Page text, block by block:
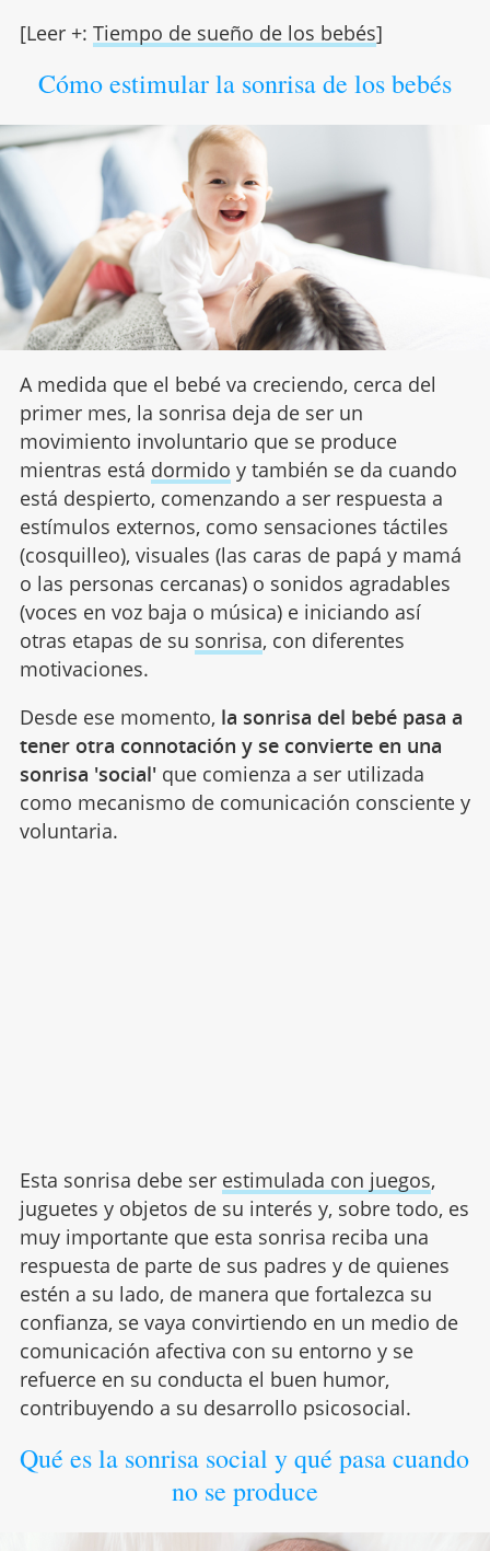
[Leer +: Tiempo de sueño de los bebés]
Cómo estimular la sonrisa de los bebés
A medida que el bebé va creciendo, cerca del
primer mes, la sonrisa deja de ser un
movimiento involuntario que se produce
mientras está dormido y también se da cuando
está despierto, comenzando a ser respuesta a
estímulos externos, como sensaciones táctiles
(cosquilleo), visuales (las caras de papá y mamá
o las personas cercanas) o sonidos agradables
(voces en voz baja o música) e iniciando así
otras etapas de su sonrisa, con diferentes
motivaciones.
Desde ese momento, la sonrisa del bebé pasa a
tener otra connotación y se convierte en una
sonrisa 'social'que comienza a ser utilizada
como mecanismo de comunicación consciente y
voluntaria.
Esta sonrisa debe ser estimulada con juegos,
juguetes y objetos de su interés y, sobre todo, es
muy importante que esta sonrisa reciba una
respuesta de parte de sus padres y de quienes
estén a su lado, de manera que fortalezca su
confianza, se vaya convirtiendo en un medio de
comunicación afectiva con su entorno y se
refuerce en su conducta el buen humor,
contribuyendo a su desarrollo psicosocial.
Qué es la sonrisa social y qué pasa cuando
no se produce